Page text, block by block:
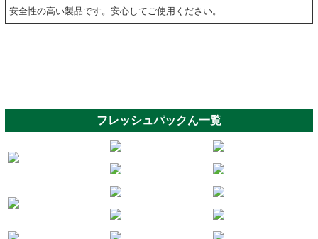
安全性の高い製品です。安心してご使用ください。
フレッシュパックん一覧